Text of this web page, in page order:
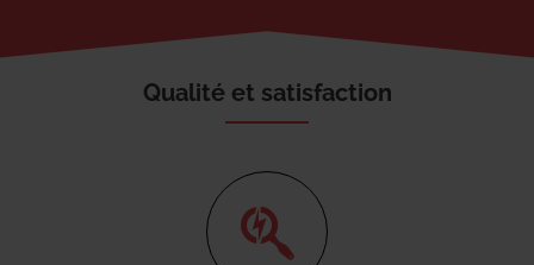
Qualité et satisfaction